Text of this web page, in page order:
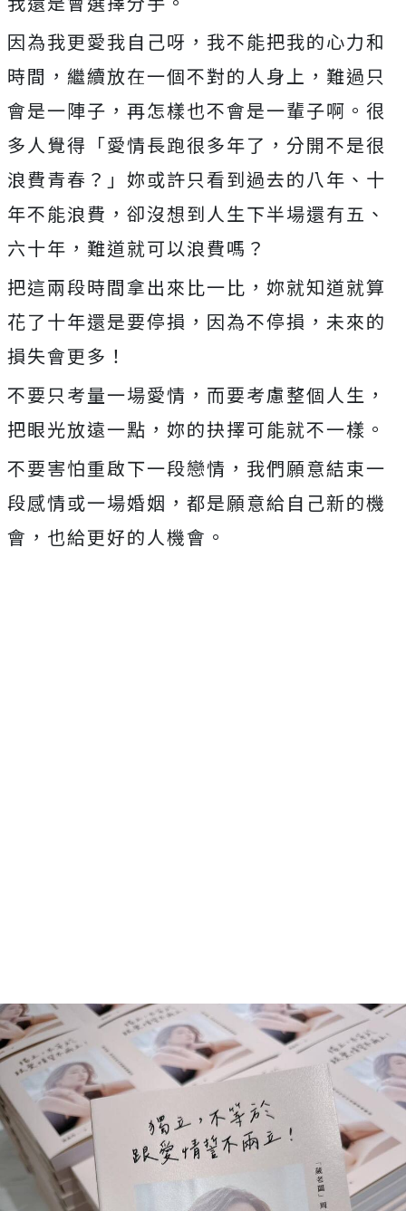
因為我更愛我自己呀，我不能把我的心力和
時間，繼續放在一個不對的人身上，難過只
會是一陣子，再怎樣也不會是一輩子啊。很
多人覺得「愛情長跑很多年了，分開不是很
浪費青春？」妳或許只看到過去的八年、十
年不能浪費，卻沒想到人生下半場還有五、
六十年，難道就可以浪費嗎？
把這兩段時間拿出來比一比，妳就知道就算
花了十年還是要停損，因為不停損，未來的
損失會更多！
不要只考量一場愛情，而要考慮整個人生，
把眼光放遠一點，妳的抉擇可能就不一樣。
不要害怕重啟下一段戀情，我們願意結束一
段感情或一場婚姻，都是願意給自己新的機
會，也給更好的人機會。